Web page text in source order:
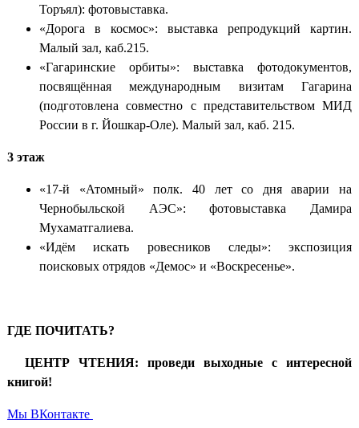
Торъял): фотовыставка.
«Дорога в космос»: выставка репродукций картин.
Малый зал, каб.215.
«Гагаринские орбиты»: выставка фотодокументов,
посвящённая международным визитам Гагарина
(подготовлена совместно с представительством МИД
России в г. Йошкар-Оле). Малый зал, каб. 215.
3 этаж
«17-й «Атомный» полк. 40 лет со дня аварии на
Чернобыльской АЭС»: фотовыставка Дамира
Мухаматгалиева.
«Идём искать ровесников следы»: экспозиция
поисковых отрядов «Демос» и «Воскресенье».
ГДЕ ПОЧИТАТЬ?
ЦЕНТР ЧТЕНИЯ: проведи выходные с интересной
книгой!
Мы ВКонтакте